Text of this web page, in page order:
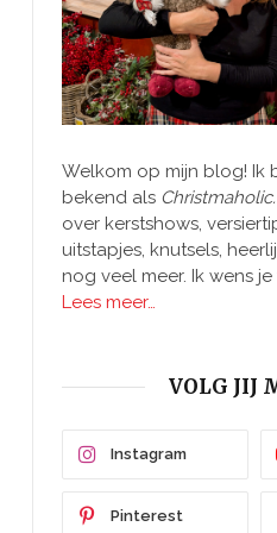
Welkom op mijn blog! Ik
bekend als Christmaholic.
over kerstshows,
uitstapjes, knutsels,
nog veel meer. Ik wens
Lees meer…
VOLG JIJ
Instagram
Pinterest